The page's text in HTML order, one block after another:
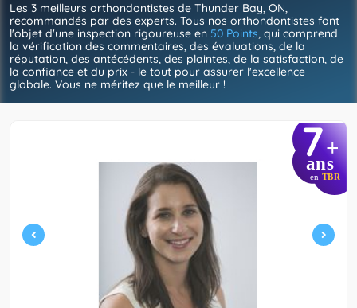
Les 3 meilleurs orthondontistes de Thunder Bay, ON,
recommandés par des experts. Tous nos orthondontistes font
l'objet d'une inspection rigoureuse en 50 Points, qui comprend
la vérification des commentaires, des évaluations, de la
réputation, des antécédents, des plaintes, de la satisfaction, de
la confiance et du prix - le tout pour assurer l'excellence
globale. Vous ne méritez que le meilleur !
7+
ans
en TBR